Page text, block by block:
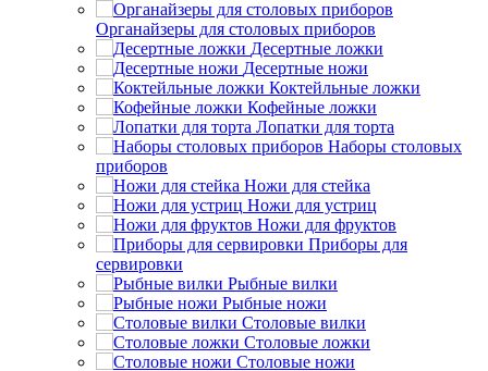
Органайзеры для столовых приборов
Десертные ложки
Десертные ножи
Коктейльные ложки
Кофейные ложки
Лопатки для торта
Наборы столовых
приборов
Ножи для стейка
Ножи для устриц
Ножи для фруктов
Приборы для
сервировки
Рыбные вилки
Рыбные ножи
Столовые вилки
Столовые ложки
Столовые ножи